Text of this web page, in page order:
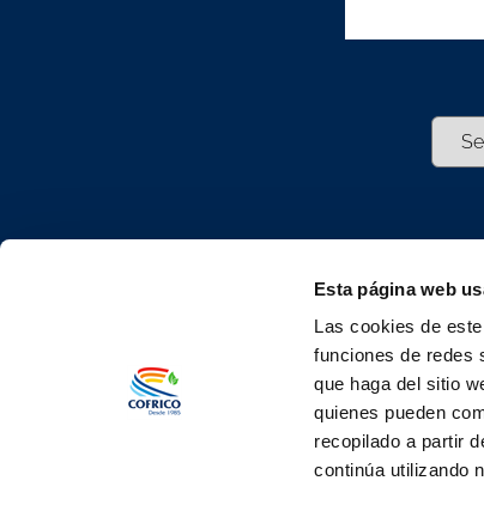
Esta página web
Las cookies de
funciones de redes
que haga del sitio
quienes pueden
recopilado a partir
continúa utilizando
y